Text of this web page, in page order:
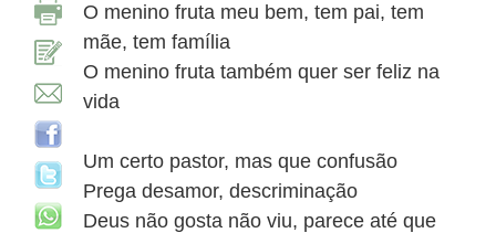
O menino fruta meu bem, tem pai, tem
mãe, tem família
O menino fruta também quer ser feliz na
vida
Um certo pastor, mas que confusão
Prega desamor, descriminação
Deus não gosta não viu, parece até que